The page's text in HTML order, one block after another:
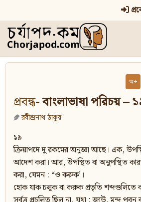
অ+
প্রবন্ধ- বাংলাভাষা পরিচয় –
রবীন্দ্রনাথ ঠাকুর
১৯
ক্রিয়াপদে দু রকমের অনুজ্ঞা আছে। এক,
আদেশ করা। আর, উপস্থিত বা অনুপস্থিত কারও
করা, যেমন : “ও করুক’।
হোক যাক চলুক বা করুক প্রভৃতি শব্দগুলিতে